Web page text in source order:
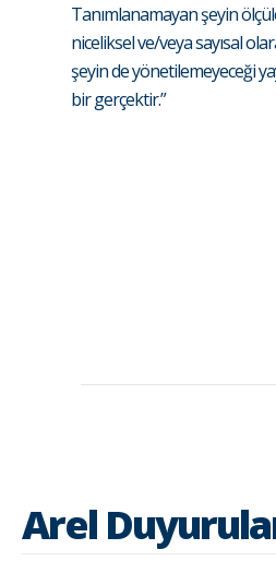
Tanımlanamayan şeyin
niceliksel ve/veya sayısal
şeyin de yönetilemeyeceği
bir gerçektir.”
Arel